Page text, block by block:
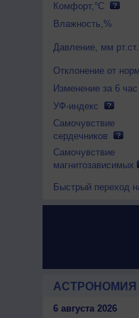
Комфорт,°C
Влажность,%
Давление, мм рт.ст.
Отклонение от
Изменение за 6 час
УФ-индекс
Самочувствие
сердечников
Самочувствие
магнитозависимых
Быстрый переход
АСТРОНОМИЯ
6 августа 2026